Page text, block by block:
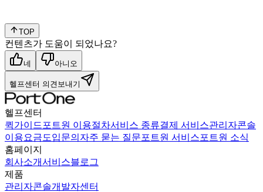
TOP
컨텐츠가 도움이 되었나요?
네 아니오
헬프센터 의견보내기
헬프센터
퀵가이드 포트원 이용절차서비스 종류결제 서비스관리자콘솔
이용요금도입문의 자주 묻는 질문포트원 서비스포트원 소식
홈페이지
회사소개서비스블로그
제품
관리자콘솔개발자센터